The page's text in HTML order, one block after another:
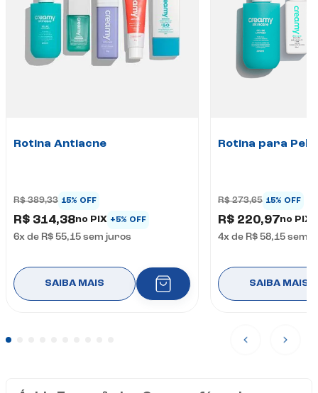
Rotina Antiacne
R$ 389,33 15% OFF
R$ 314,38no PIX +5% OFF
6x de R$ 55,15sem juros
SAIBA MAIS
Rotina para Pele
R$ 273,65 15% OFF
R$ 220,97no PIX
4x de R$ 58,15sem
SAIBA MAIS